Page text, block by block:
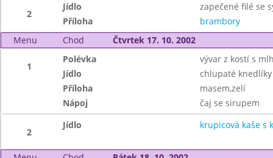
2
Jídlo
zapečené filé se
Příloha
brambory
Menu
Chod Čtvrtek 17. 10. 2002
1
Polévka
vývar z kostí s
Jídlo
chlupaté
Příloha
masem,zelí
Nápoj
čaj se sirupem
2
Jídlo krupicová kaše s